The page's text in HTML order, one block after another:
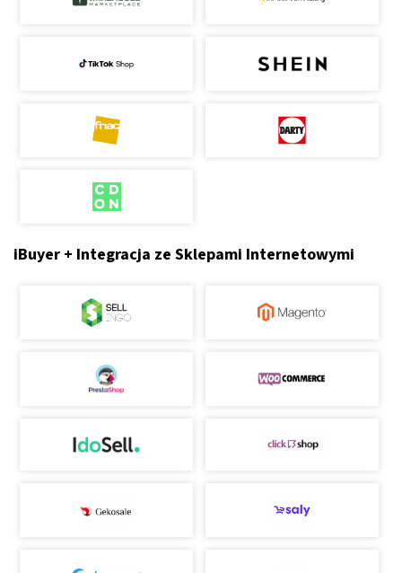
iBuyer + Integracja ze Sklepami Internetowymi